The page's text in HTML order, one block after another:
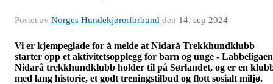
Postet av Norges Hundekjørerforbund den 14. sep 2024
Vi er kjempeglade for å melde at Nidarå Trekkhundklubb
starter opp et aktivitetsopplegg for barn og unge -
Nidarå trekkhundklubb holder til på Sørlandet, og er en
med lang historie, et godt treningstilbud og flott sosialt miljø.